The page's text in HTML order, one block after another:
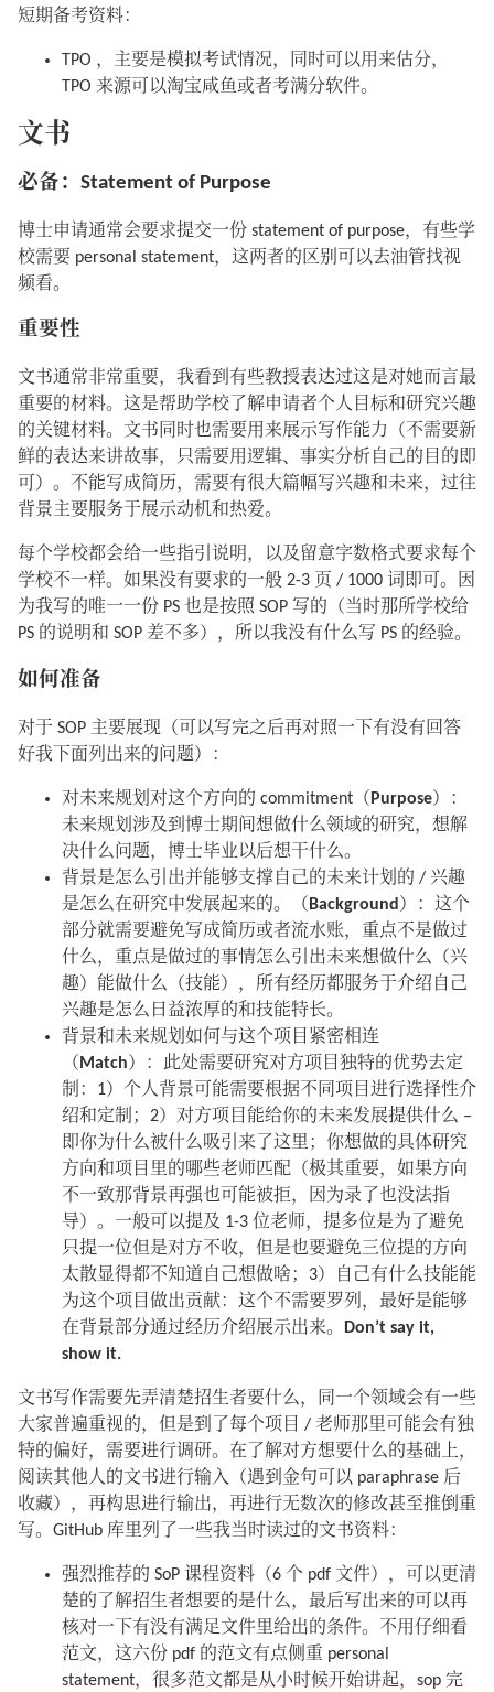
短期备考资料：
TPO ，主要是模拟考试情况，同时可以用来估分，
TPO 来源可以淘宝咸鱼或者考满分软件。
文书
必备：Statement of Purpose
博士申请通常会要求提交一份 statement of purpose，有些学
校需要 personal statement，这两者的区别可以去油管找视
频看。
重要性
文书通常非常重要，我看到有些教授表达过这是对她而言最
重要的材料。这是帮助学校了解申请者个人目标和研究兴趣
的关键材料。文书同时也需要用来展示写作能力（不需要新
鲜的表达来讲故事，只需要用逻辑、事实分析自己的目的即
可）。不能写成简历，需要有很大篇幅写兴趣和未来，过往
背景主要服务于展示动机和热爱。
每个学校都会给一些指引说明，以及留意字数格式要求每个
学校不一样。如果没有要求的一般 2-3 页 / 1000 词即可。因
为我写的唯一一份 PS 也是按照 SOP 写的（当时那所学校给
PS 的说明和 SOP 差不多），所以我没有什么写 PS 的经验。
如何准备
对于 SOP 主要展现（可以写完之后再对照一下有没有回答
好我下面列出来的问题）：
对未来规划对这个方向的 commitment（ Purpose）：
未来规划涉及到博士期间想做什么领域的研究，想解
决什么问题，博士毕业以后想干什么。
背景是怎么引出并能够支撑自己的未来计划的 / 兴趣
是怎么在研究中发展起来的。（ Background ）：这个
部分就需要避免写成简历或者流水账，重点不是做过
什么，重点是做过的事情怎么引出未来想做什么（兴
趣）能做什么（技能），所有经历都服务于介绍自己
兴趣是怎么日益浓厚的和技能特长。
背景和未来规划如何与这个项目紧密相连
（ Match ）：此处需要研究对方项目独特的优势去定
制：1）个人背景可能需要根据不同项目进行选择性介
绍和定制；2）对方项目能给你的未来发展提供什么 –
即你为什么被什么吸引来了这里；你想做的具体研究
方向和项目里的哪些老师匹配（极其重要，如果方向
不一致那背景再强也可能被拒，因为录了也没法指
导）。一般可以提及 1-3 位老师，提多位是为了避免
只提一位但是对方不收，但是也要避免三位提的方向
太散显得都不知道自己想做啥；3）自己有什么技能能
为这个项目做出贡献：这个不需要罗列，最好是能够
在背景部分通过经历介绍展示出来。
Don’t say it,
show it.
文书写作需要先弄清楚招生者要什么，同一个领域会有一些
大家普遍重视的，但是到了每个项目 / 老师那里可能会有独
特的偏好，需要进行调研。在了解对方想要什么的基础上，
阅读其他人的文书进行输入（遇到金句可以 paraphrase 后
收藏），再构思进行输出，再进行无数次的修改甚至推倒重
写。GitHub 库里列了一些我当时读过的文书资料：
强烈推荐的 SoP 课程资料（6 个 pdf 文件），可以更清
楚的了解招生者想要的是什么，最后写出来的可以再
核对一下有没有满足文件里给出的条件。不用仔细看
范文，这六份 pdf 的范文有点侧重 personal
statement，很多范文都是从小时候开始讲起，sop 完